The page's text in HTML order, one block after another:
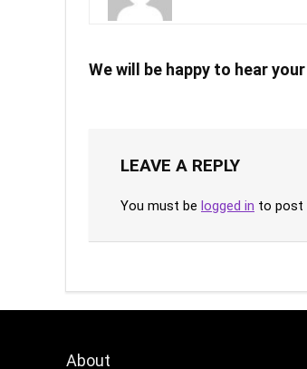
We will be happy to hear
LEAVE A REPLY
You must be logged in to post
About